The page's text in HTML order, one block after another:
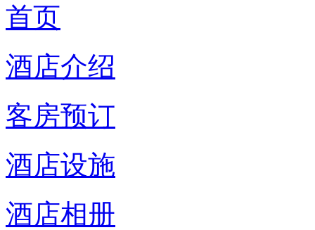
首页
酒店介绍
客房预订
酒店设施
酒店相册